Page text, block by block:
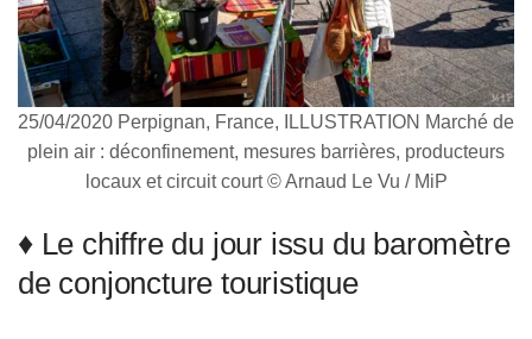
25/04/2020 Perpignan, France, ILLUSTRATION Marché de
plein air : déconfinement, mesures barrières, producteurs
locaux et circuit court © Arnaud Le Vu / MiP
♦ Le chiffre du jour issu du baromètre
de conjoncture touristique